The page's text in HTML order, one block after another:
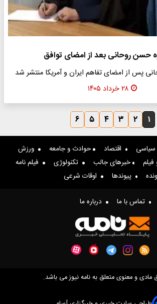
حسن روحانی بعد از امضای توافق
پس از امضای تفاهم ایران و آمریکا منتشر شد
۲۸ خرداد ۱۴۰۵
۱ ۲ ۳ ۴ ۵ ۶
اقتصاد حوادث و جامعه
ورزش
خبرهای جالب تکنولوژی
فیلم نامه
پیوندها اوقات شرعی
تماس با ما درباره ما
مادی و معنوی متعلق به نامه نیوز می باشد.